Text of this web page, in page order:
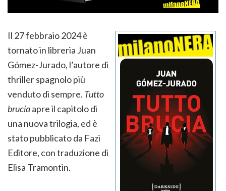
Il 27 febbraio 2024 è
tornato in libreria Juan
Gómez-Jurado, l’autore di
thriller spagnolo più
venduto di sempre. Tutto
bruciaapre il capitolo di
una nuova trilogia, ed è
stato pubblicato da Fazi
Editore, con traduzione di
Elisa Tramontin.